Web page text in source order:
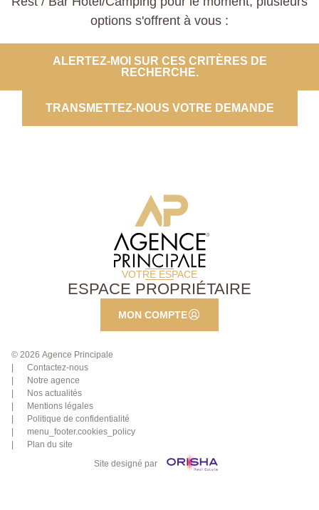
options s'offrent à vous :
ALERTEZ-MOI SUR CES CRITÈRES DE
RECHERCHE.
TRANSMETTEZ-NOUS VOTRE DEMANDE
VOTRE ESPACE
ESPACE PROPRIÉTAIRE
MON COMPTE
© 2026 Agence Principale
Contactez-nous
Notre agence
Nos actualités
Mentions légales
Politique de confidentialité
menu_footer.cookies_policy
Plan du site
Site designé par